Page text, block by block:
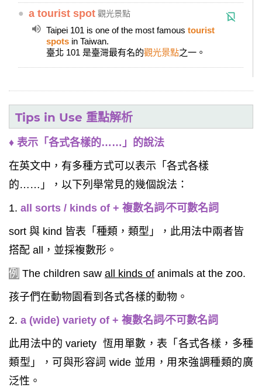
● a tourist spot 觀光景點
Taipei 101 is one of the most famous tourist
spots in Taiwan.
臺北 101 是臺灣最有名的觀光景點之一。
Tips in Use 重點解析
♦ 表示「各式各樣的……」的說法
在英文中，有多種方式可以表示「各式各樣
的……」，以下列舉常見的幾個說法：
1. all sorts / kinds of + 複數名詞∕不可數名詞
sort 與 kind 皆表「種類，類型」，此用法中兩者皆
搭配 all，並採複數形。
例 The children saw all kinds of animals at the zoo.
孩子們在動物園看到各式各樣的動物。
2. a (wide) variety of + 複數名詞∕不可數名詞
此用法中的 variety 恆用單數，表「各式各樣，多種
類型」，可與形容詞 wide 並用，用來強調種類的廣
泛性。